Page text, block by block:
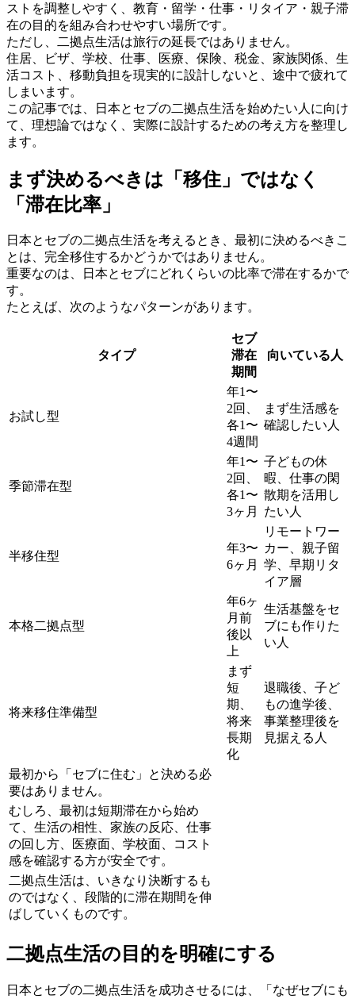
ストを調整しやすく、教育・留学・仕事・リタイア・親子滞
在の目的を組み合わせやすい場所です。
ただし、二拠点生活は旅行の延長ではありません。
住居、ビザ、学校、仕事、医療、保険、税金、家族関係、生
活コスト、移動負担を現実的に設計しないと、途中で疲れて
しまいます。
この記事では、日本とセブの二拠点生活を始めたい人に向け
て、理想論ではなく、実際に設計するための考え方を整理し
ます。
まず決めるべきは「移住」ではなく
「滞在比率」
日本とセブの二拠点生活を考えるとき、最初に決めるべきこ
とは、完全移住するかどうかではありません。
重要なのは、日本とセブにどれくらいの比率で滞在するかで
す。
たとえば、次のようなパターンがあります。
タイプ
セブ
滞在
期間
向いている人
お試し型
年1〜
2回、
各1〜
4週間
まず生活感を
確認したい人
季節滞在型
年1〜
2回、
各1〜
3ヶ月
子どもの休
暇、仕事の閑
散期を活用し
たい人
半移住型
年3〜
6ヶ月
リモートワー
カー、親子留
学、早期リタ
イア層
本格二拠点型
年6ヶ
月前
後以
上
生活基盤をセ
ブにも作りた
い人
将来移住準備型
まず
短
期、
将来
長期
化
退職後、子ど
もの進学後、
事業整理後を
見据える人
最初から「セブに住む」と決める必
要はありません。
むしろ、最初は短期滞在から始め
て、生活の相性、家族の反応、仕事
の回し方、医療面、学校面、コスト
感を確認する方が安全です。
二拠点生活は、いきなり決断するも
のではなく、段階的に滞在期間を伸
ばしていくものです。
二拠点生活の目的を明確にする
日本とセブの二拠点生活を成功させるには、「なぜセブにも